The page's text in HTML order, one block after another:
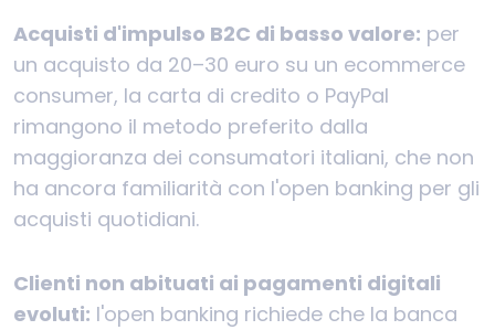
Acquisti d'impulso B2C di basso valore: per
un acquisto da 20–30 euro su un ecommerce
consumer, la carta di credito o PayPal
rimangono il metodo preferito dalla
maggioranza dei consumatori italiani, che non
ha ancora familiarità con l'open banking per gli
acquisti quotidiani.
Clienti non abituati ai pagamenti digitali
evoluti: l'open banking richiede che la banca